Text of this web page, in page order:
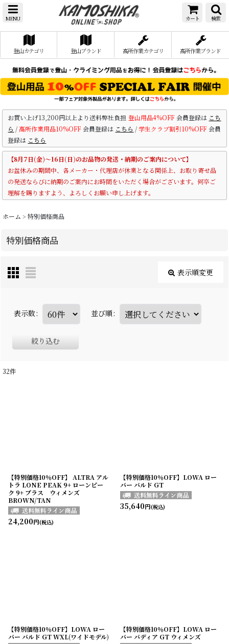
MENU カート 検索
登山カテゴリ 登山ブランド 高所作業カテゴリ 高所作業ブランド
お買い上げ13,200円以上より送料弊社負担 登山用品4%OFF 会員登録は こち
ら /高所作業用品10%OFF 会員登録は こちら /学生クラブ割引10%OFF 会員
登録は こちら
【8月7日(金)～16日(日)のお品物の発送・納期のご案内について】
お盆休みの期間中、各メーカー・代理店が休業となる関係上、お取り寄せ品
の発送ならびに納期のご案内にお時間をいただく場合がございます。何卒ご
理解を賜りますよう、よろしくお願い申し上げます。
ホーム > 特別価格商品
特別価格商品
表示順変更
表示数: 並び順:
絞り込む
32件
【特別価格10％OFF】 ALTRA アル
トラ LONE PEAK 9+ ローンピー
ク 9+ プラス ウィメンズ
BROWN/TAN
24,200円(税込)
【特別価格10％OFF】LOWA ロー
バー バルド GT
35,640円(税込)
【特別価格10％OFF】LOWA ロー
バー バルド GT WXL(ワイドモデル)
【特別価格10％OFF】LOWA ロー
バー バディア GT ウィメンズ